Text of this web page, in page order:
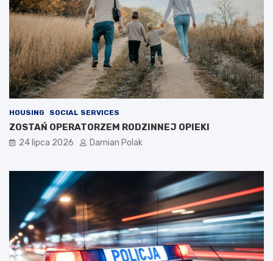
HOUSING SOCIAL SERVICES
ZOSTAŃ OPERATORZEM RODZINNEJ OPIEKI
24 lipca 2026 Damian Polak